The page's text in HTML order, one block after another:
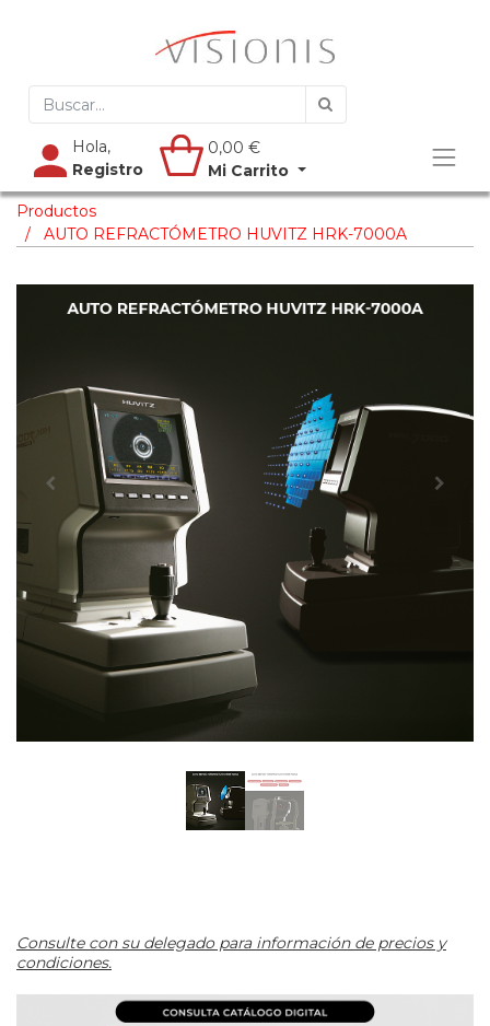
Hola,
Registro
0,00 €
Mi Carrito
Productos
AUTO REFRACTÓMETRO HUVITZ HRK-7000A
Consulte con su delegado para información de precios y
condiciones.